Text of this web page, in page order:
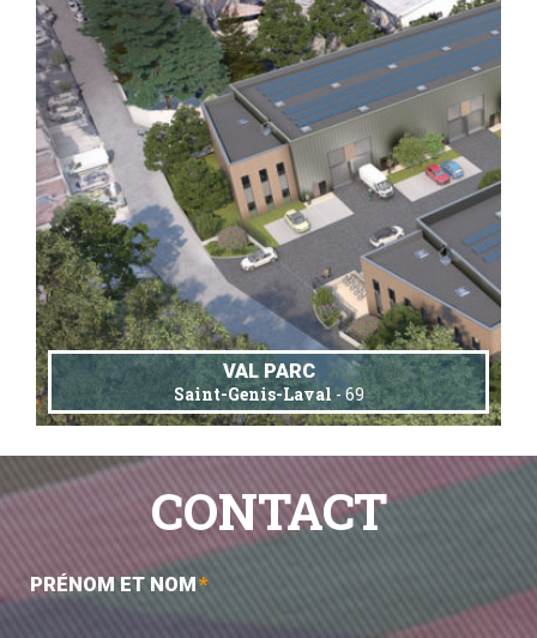
VAL PARC
Saint-Genis-Laval- 69
CONTACT
PRÉNOM ET NOM*